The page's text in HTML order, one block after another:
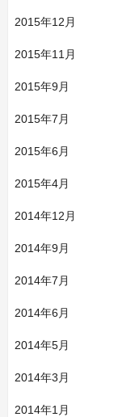
2015年12月
2015年11月
2015年9月
2015年7月
2015年6月
2015年4月
2014年12月
2014年9月
2014年7月
2014年6月
2014年5月
2014年3月
2014年1月